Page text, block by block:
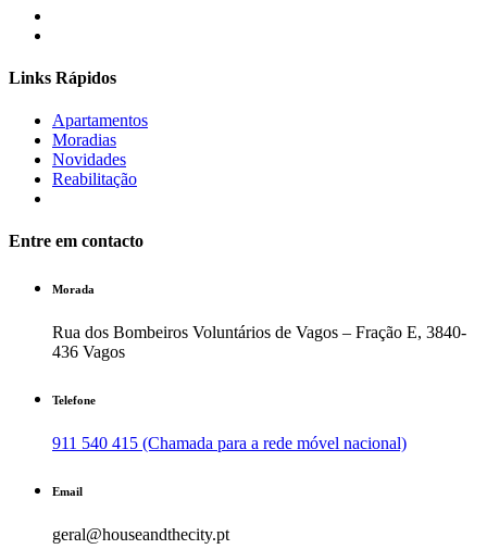
Links Rápidos
Apartamentos
Moradias
Novidades
Reabilitação
Entre em contacto
Morada
Rua dos Bombeiros Voluntários de Vagos – Fração E, 3840-
436 Vagos
Telefone
911 540 415 (Chamada para a rede móvel nacional)
Email
geral@houseandthecity.pt